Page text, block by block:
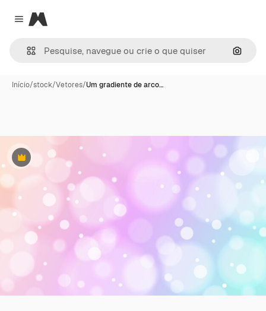
Close menu
Magnific
Início/stock/Vetores/Um gradiente de arco…
Premium